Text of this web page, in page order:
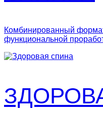
Комбинированный
функциональной